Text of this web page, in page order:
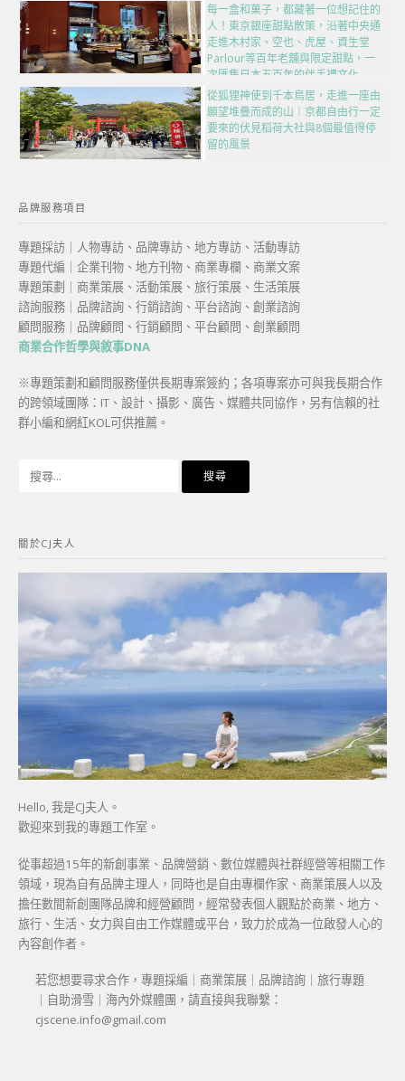
每一盒和菓子，都藏著一位想記住的
人！東京銀座甜點散策，沿著中央通
走進木村家、空也、虎屋、資生堂
Parlour等百年老舖與限定甜點，一
次匯集日本五百年的伴手禮文化
從狐狸神使到千本鳥居，走進一座由
願望堆疊而成的山｜京都自由行一定
要來的伏見稻荷大社與8個最值得停
留的風景
品牌服務項目
專題採訪｜人物專訪、品牌專訪、地方專訪、活動專訪
專題代編｜企業刊物、地方刊物、商業專欄、商業文案
專題策劃｜商業策展、活動策展、旅行策展、生活策展
諮詢服務｜品牌諮詢、行銷諮詢、平台諮詢、創業諮詢
顧問服務｜品牌顧問、行銷顧問、平台顧問、創業顧問
商業合作哲學與敘事DNA
※專題策劃和顧問服務僅供長期專案簽約；各項專案亦可與我長期合作
的跨領域團隊：IT、設計、攝影、廣告、媒體共同協作，另有信賴的社
群小編和網紅KOL可供推薦。
字:
關於CJ夫人
Hello, 我是CJ夫人。
歡迎來到我的專題工作室。
從事超過15年的新創事業、品牌營銷、數位媒體與社群經營等相關工作
領域，現為自有品牌主理人，同時也是自由專欄作家、商業策展人以及
擔任數間新創團隊品牌和經營顧問，經常發表個人觀點於商業、地方、
旅行、生活、女力與自由工作媒體或平台，致力於成為一位啟發人心的
內容創作者。
若您想要尋求合作，專題採編｜商業策展｜品牌諮詢｜旅行專題
｜自助滑雪｜海內外媒體團，請直接與我聯繫：
cjscene.info@gmail.com